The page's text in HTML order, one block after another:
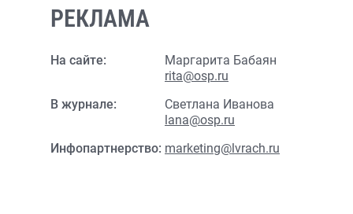
РЕКЛАМА
На сайте:
Маргарита Бабаян
rita@osp.ru
В журнале:
Светлана Иванова
lana@osp.ru
Инфопартнерство: marketing@lvrach.ru